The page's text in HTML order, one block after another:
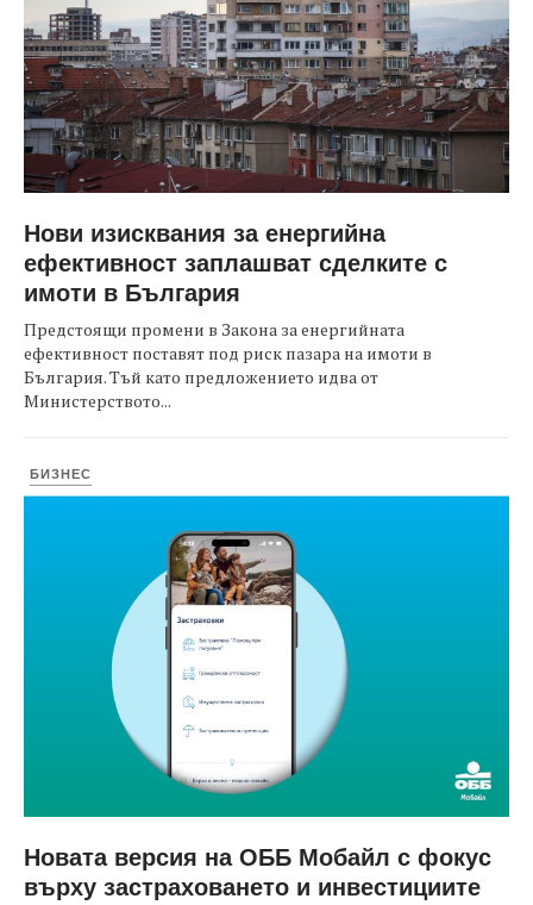
Нови изисквания за енергийна
ефективност заплашват сделките с
имоти в България
Предстоящи промени в Закона за енергийната
ефективност поставят под риск пазара на имоти в
България. Тъй като предложението идва от
Министерството...
БИЗНЕС
Новата версия на ОББ Мобайл с фокус
върху застраховането и инвестициите